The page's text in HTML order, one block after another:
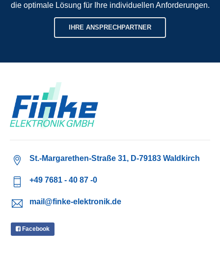
die optimale Lösung für Ihre individuellen Anforderungen.
IHRE ANSPRECHPARTNER
St.-Margarethen-Straße 31, D-79183 Waldkirch
+49 7681 - 40 87 -0
mail@finke-elektronik.de
Facebook